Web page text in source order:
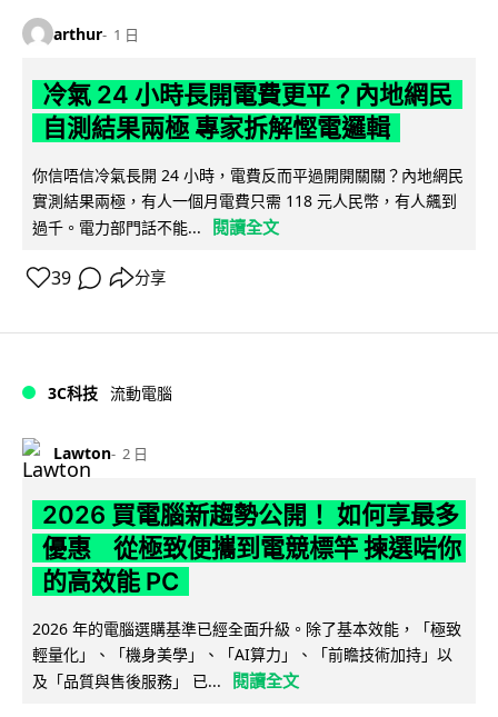
arthur 1 日
冷氣 24 小時長開電費更平？內地網民
自測結果兩極 專家拆解慳電邏輯
你信唔信冷氣長開 24 小時，電費反而平過開開關關？內地網民
實測結果兩極，有人一個月電費只需 118 元人民幣，有人飆到
過千。電力部門話不能...
閱讀全文
39 分享
3C科技 流動電腦
Lawton 2 日
2026 買電腦新趨勢公開！ 如何享最多
優惠 從極致便攜到電競標竿 揀選啱你
的高效能 PC
2026 年的電腦選購基準已經全面升級。除了基本效能，「極致
輕量化」、「機身美學」、「AI算力」、「前瞻技術加持」以
及「品質與售後服務」 已...
閱讀全文